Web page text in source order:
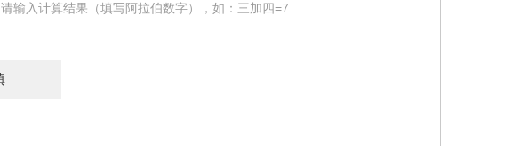
请输入计算结果（填写阿拉伯数字），如：三加四=7